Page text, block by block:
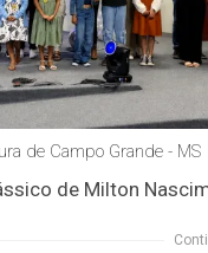
de Campo Grande - MS
de Milton